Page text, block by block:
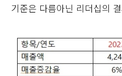
기준은 다름아닌 리더십의